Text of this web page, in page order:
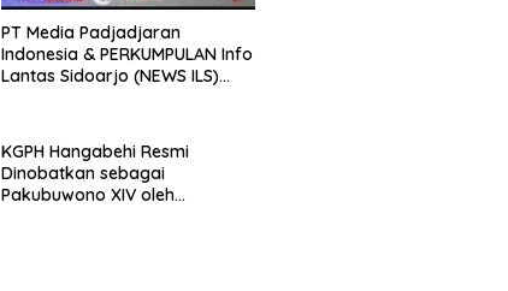
PT Media Padjadjaran
Indonesia & PERKUMPULAN Info
Lantas Sidoarjo (NEWS ILS)
KGPH Hangabehi Resmi
Dinobatkan sebagai
Pakubuwono XIV oleh